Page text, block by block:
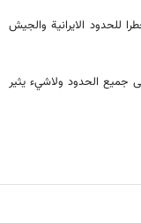
للحدود الايرانية والجيش
جميع الحدود ولاشيء يثير